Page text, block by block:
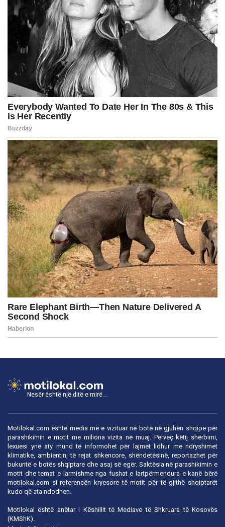
Nesër është një ditë e mirë...
Motilokal.com është media më e vizituar në botë në gjuhën shqipe për
parashikimin e motit me miliona vizita në muaj. Përveç këtij shërbimi,
lexuesi ynë aty mund të informohet për lajmet lidhur me ndryshimet
klimatike, ambientin, të rejat shkencore, shëndetësinë, reportazhet për
bukuritë e botës shqiptare dhe asaj së egër. Saktësia në parashikimin e
motit dhe temat e larmishme nga fushat e lartpërmendura e kanë bërë
motilokal.com si referencën kryesore të motit për të gjithë shqiptarët
kudo që ata ndodhen.
Motilokal është anëtar i Këshillit të Mediave të Shkruara të Kosovës
(KMShK).